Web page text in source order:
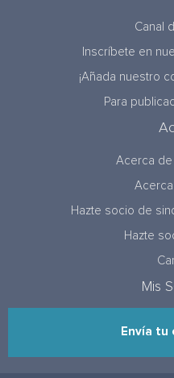
Canal
Inscríbete en
¡Añada nuestro
Para
Acerca de
Hazte socio de
Hazte
Mis
Envía tu